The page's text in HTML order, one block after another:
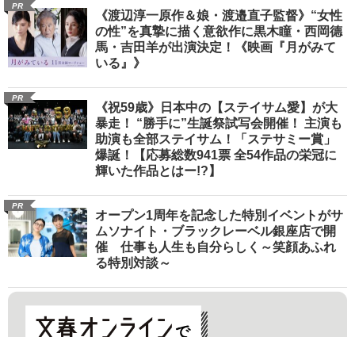
PR
《渡辺淳一原作＆娘・渡邉直子監督》“女性
の性”を真摯に描く意欲作に黒木瞳・西岡德
馬・吉田羊が出演決定！《映画『月がみて
いる』》
PR
《祝59歳》日本中の【ステイサム愛】が大
暴走！ “勝手に”生誕祭試写会開催！ 主演も
助演も全部ステイサム！「ステサミー賞」
爆誕！【応募総数941票 全54作品の栄冠に
輝いた作品とはー!?】
PR
オープン1周年を記念した特別イベントがサ
ムソナイト・ブラックレーベル銀座店で開
催 仕事も人生も自分らしく～笑顔あふれ
る特別対談～